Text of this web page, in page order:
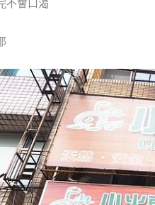
不會口渴